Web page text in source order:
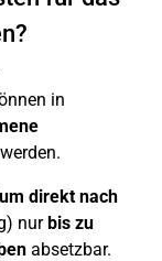
in
direkt nach
nurbis zu
absetzbar.